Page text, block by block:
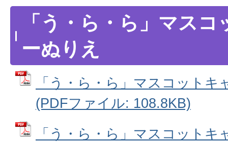
「う・ら・ら」マス
ーぬりえ
「う・ら・ら」マスコットキ
(PDFファイル: 108.8KB)
「う・ら・ら」マスコット